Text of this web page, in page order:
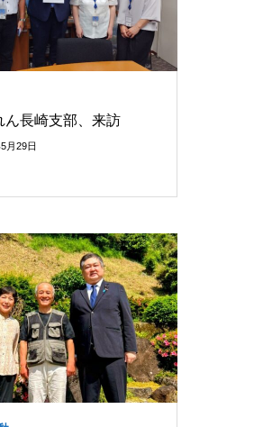
ん長崎支部、来訪
月29日